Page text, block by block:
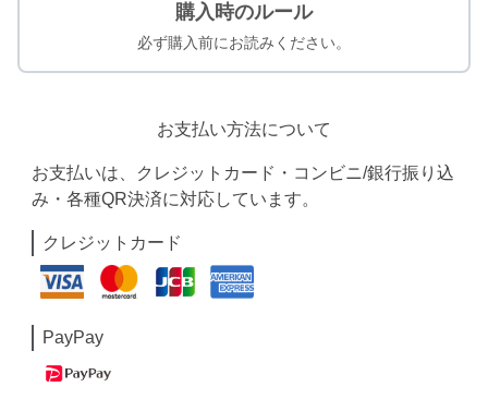
購入時のルール
必ず購入前にお読みください。
お支払い方法について
お支払いは、クレジットカード・コンビニ/銀行振り込
み・各種QR決済に対応しています。
クレジットカード
PayPay